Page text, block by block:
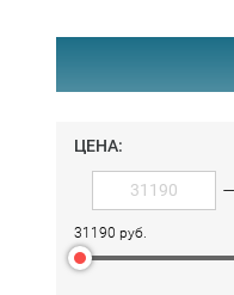
ЦЕНА:
—
31190 руб.